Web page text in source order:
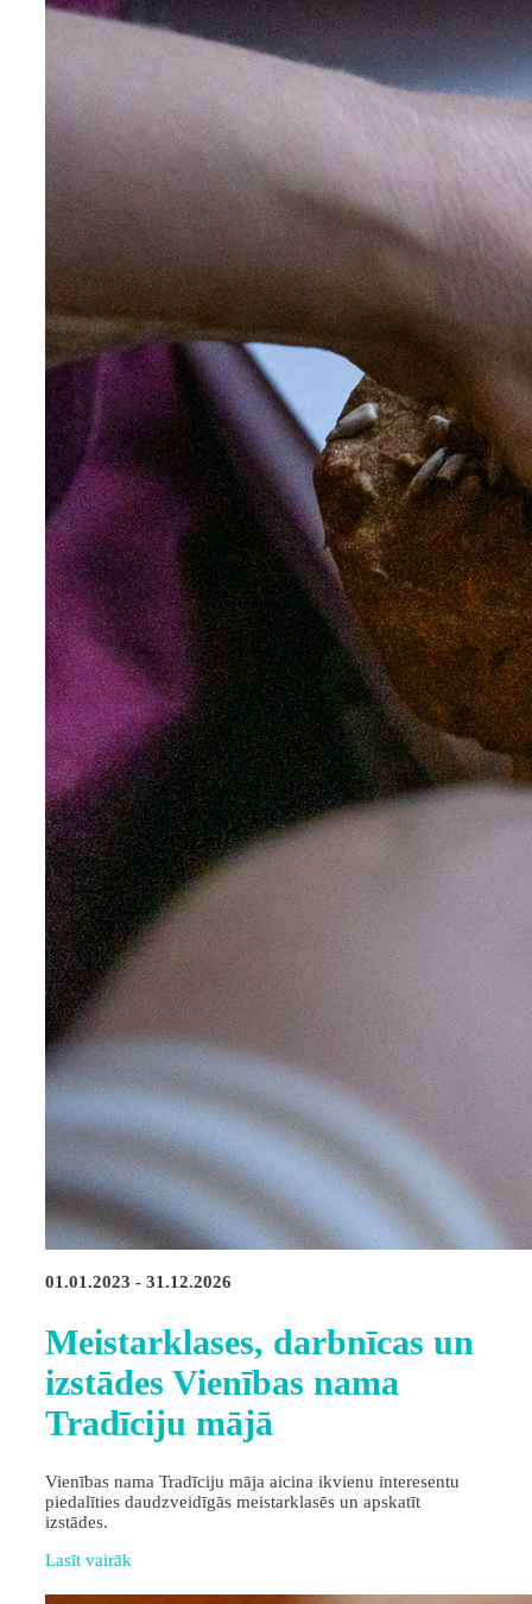
01.01.2023 - 31.12.2026
Meistarklases, darbnīcas un
izstādes Vienības nama
Tradīciju mājā
Vienības nama Tradīciju māja aicina ikvienu interesentu
piedalīties daudzveidīgās meistarklasēs un apskatīt
izstādes.
Lasīt vairāk